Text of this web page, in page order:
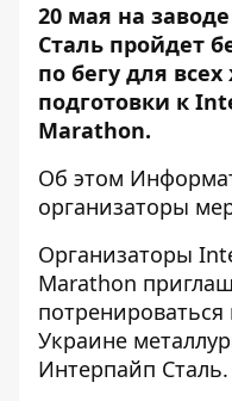
20 мая на
Сталь пройдет
по бегу для
подготовки к
Marathon.
Об этом
организаторы
Организаторы
Marathon
Украине
Интерпайп Сталь.